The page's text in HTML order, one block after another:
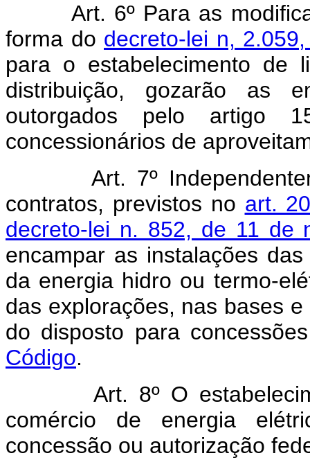
Art. 6º Para as
forma do decreto-lei n,
para o estabelecimento de
distribuição, gozarão as
outorgados pelo artigo
concessionários de
Art. 7º
contratos, previstos no art.
decreto-lei n. 852, de 11 de
encampar as instalações
da energia hidro ou termo-
das explorações, nas bases
do disposto para
Código.
Art. 8º O
comércio de energia
concessão ou autorização